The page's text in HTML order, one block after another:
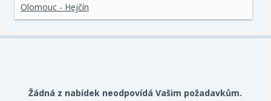
Olomouc - Hejčín
Žádná z nabídek neodpovídá Vašim požadavkům.